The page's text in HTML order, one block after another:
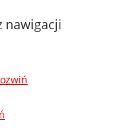
nawigacji